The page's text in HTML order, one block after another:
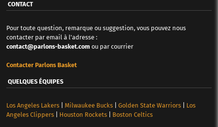
CONTACT
Pour toute question, remarque ou suggestion, vous pouvez nous
contacter par email à l'adresse :
contact@parlons-basket.com ou par courrier
Contacter Parlons Basket
QUELQUES ÉQUIPES
Los Angeles Lakers| Milwaukee Bucks| Golden State Warriors| Los
Angeles Clippers| Houston Rockets| Boston Celtics